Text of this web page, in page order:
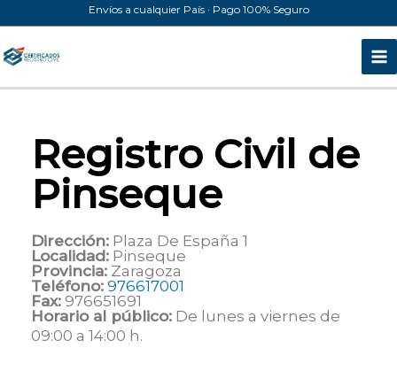
al
contenido
Envíos a cualquier País · Pago 100% Seguro
Registro Civil de
Pinseque
Dirección: Plaza De España 1
Localidad: Pinseque
Provincia: Zaragoza
Teléfono: 976617001
Fax: 976651691
Horario al público: De lunes a viernes de
09:00 a 14:00 h.